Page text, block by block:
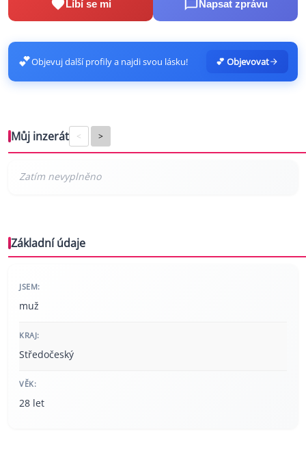
Líbí se mi Napsat zprávu
💕Objevuj další profily a najdi svou lásku! 💕 Objevovat
Můj inzerát < >
Základní údaje
JSEM:
muž
KRAJ:
Středočeský
VĚK:
28 let